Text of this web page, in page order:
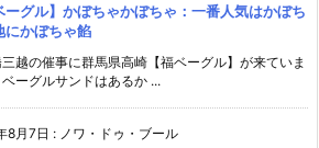
ーグル】かぼちゃかぼちゃ：一番人気はかぼち
にかぼちゃ餡
三越の催事に群馬県高崎【福ベーグル】が来ていま
ベーグルサンドはあるか ...
8月7日 : ノワ・ドゥ・ブール